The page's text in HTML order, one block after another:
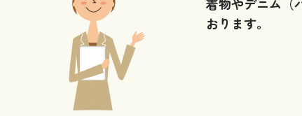
着物やデニム（
おります。